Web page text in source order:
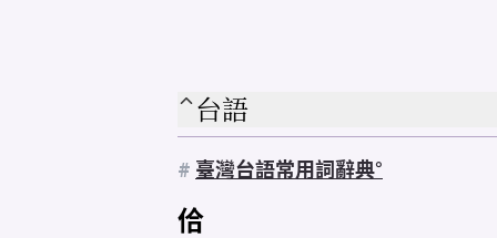
台語
# 臺灣台語常用詞辭典
佮